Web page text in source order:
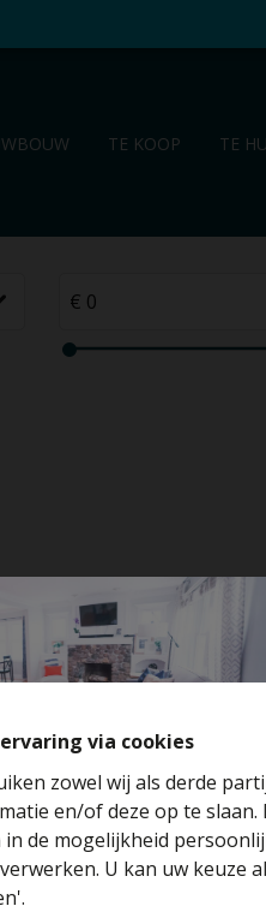
via cookies
zowel wij als derde
en/of deze op te slaan.
de mogelijkheid
U kan uw keuze
TE KOOP TE
de waarde van je huis?
schatting